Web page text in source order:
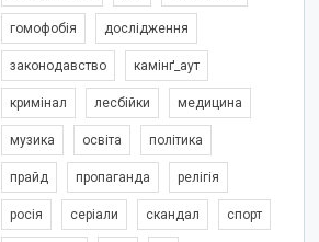
гомофобія дослідження
законодавство камінґ_аут
кримінал лесбійки медицина
музика освіта політика
прайд пропаганда релігія
росія серіали скандал спорт